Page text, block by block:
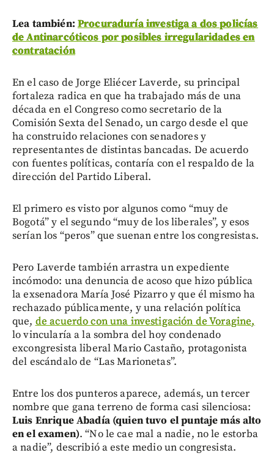
Lea también: Procuraduría investiga a dos policías
de Antinarcóticos por posibles irregularidades en
contratación
En el caso de Jorge Eliécer Laverde, su principal
fortaleza radica en que ha trabajado más de una
década en el Congreso como secretario de la
Comisión Sexta del Senado, un cargo desde el que
ha construido relaciones con senadores y
representantes de distintas bancadas. De acuerdo
con fuentes políticas, contaría con el respaldo de la
dirección del Partido Liberal.
El primero es visto por algunos como “muy de
Bogotá” y el segundo “muy de los liberales”, y esos
serían los “peros” que suenan entre los congresistas.
Pero Laverde también arrastra un expediente
incómodo: una denuncia de acoso que hizo pública
la exsenadora María José Pizarro y que él mismo ha
rechazado públicamente, y una relación política
que, de acuerdo con una investigación de Voragine,
lo vincularía a la sombra del hoy condenado
excongresista liberal Mario Castaño, protagonista
del escándalo de “Las Marionetas”.
Entre los dos punteros aparece, además, un tercer
nombre que gana terreno de forma casi silenciosa:
Luis Enrique Abadía (quien tuvo el puntaje más alto
en el examen). “No le cae mal a nadie, no le estorba
a nadie”, describió a este medio un congresista.